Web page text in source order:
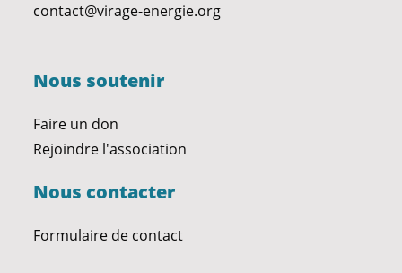
contact@virage-energie.org
Nous soutenir
Faire un don
Rejoindre l'association
Nous contacter
Formulaire de contact